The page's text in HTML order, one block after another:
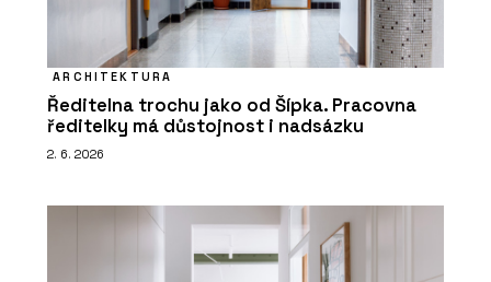
ARCHITEKTURA
Ředitelna trochu jako od Šípka. Pracovna
ředitelky má důstojnost i nadsázku
2. 6. 2026